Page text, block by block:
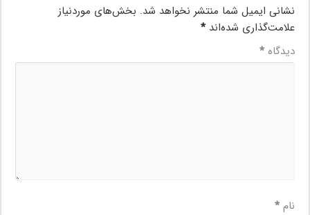
نشانی ایمیل شما منتشر نخواهد شد. بخش‌های موردنیاز
علامت‌گذاری شده‌اند*
دیدگاه*
نام*